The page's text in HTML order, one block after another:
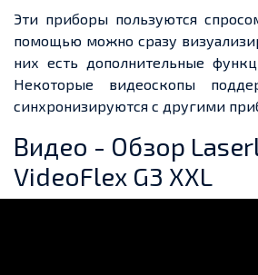
Эти приборы пользуются
помощью можно сразу
них есть дополнительные
Некоторые видеоскопы
синхронизируются с другими
Видео - Обзор
VideoFlex G3 XXL